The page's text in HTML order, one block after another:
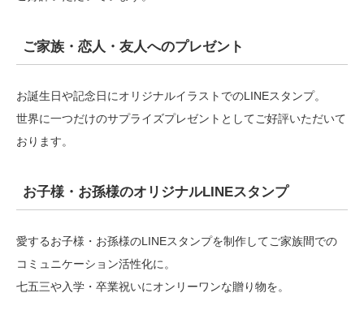
ご家族・恋人・友人へのプレゼント
お誕生日や記念日にオリジナルイラストでのLINEスタンプ。
世界に一つだけのサプライズプレゼントとしてご好評いただいて
おります。
お子様・お孫様のオリジナルLINEスタンプ
愛するお子様・お孫様のLINEスタンプを制作してご家族間での
コミュニケーション活性化に。
七五三や入学・卒業祝いにオンリーワンな贈り物を。